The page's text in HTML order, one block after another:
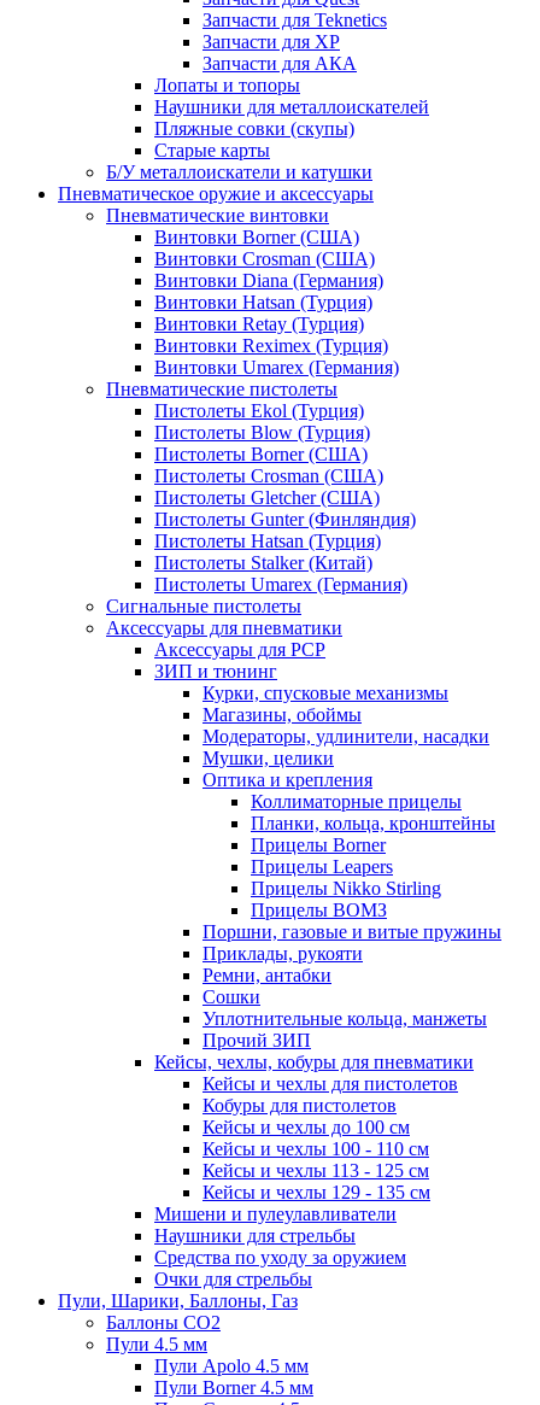
Запчасти для Teknetics
Запчасти для XP
Запчасти для АКА
Лопаты и топоры
Наушники для металлоискателей
Пляжные совки (скупы)
Старые карты
Б/У металлоискатели и катушки
Пневматическое оружие и аксессуары
Пневматические винтовки
Винтовки Borner (США)
Винтовки Crosman (США)
Винтовки Diana (Германия)
Винтовки Hatsan (Турция)
Винтовки Retay (Турция)
Винтовки Reximex (Турция)
Винтовки Umarex (Германия)
Пневматические пистолеты
Пистолеты Ekol (Турция)
Пистолеты Blow (Турция)
Пистолеты Borner (США)
Пистолеты Crosman (США)
Пистолеты Gletcher (США)
Пистолеты Gunter (Финляндия)
Пистолеты Hatsan (Турция)
Пистолеты Stalker (Китай)
Пистолеты Umarex (Германия)
Сигнальные пистолеты
Аксессуары для пневматики
Аксессуары для PCP
ЗИП и тюнинг
Курки, спусковые механизмы
Магазины, обоймы
Модераторы, удлинители, насадки
Мушки, целики
Оптика и крепления
Коллиматорные прицелы
Планки, кольца, кронштейны
Прицелы Borner
Прицелы Leapers
Прицелы Nikko Stirling
Прицелы ВОМЗ
Поршни, газовые и витые пружины
Приклады, рукояти
Ремни, антабки
Сошки
Уплотнительные кольца, манжеты
Прочий ЗИП
Кейсы, чехлы, кобуры для пневматики
Кейсы и чехлы для пистолетов
Кобуры для пистолетов
Кейсы и чехлы до 100 см
Кейсы и чехлы 100 - 110 см
Кейсы и чехлы 113 - 125 см
Кейсы и чехлы 129 - 135 см
Мишени и пулеулавливатели
Наушники для стрельбы
Средства по уходу за оружием
Очки для стрельбы
Пули, Шарики, Баллоны, Газ
Баллоны CO2
Пули 4.5 мм
Пули Apolo 4.5 мм
Пули Borner 4.5 мм